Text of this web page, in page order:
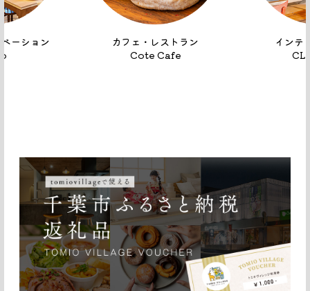
ーション
カフェ・レストラン
Cote Cafe
インテ